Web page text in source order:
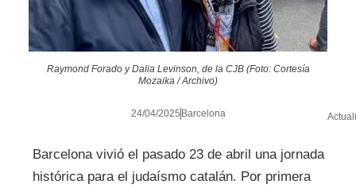
Raymond Forado y Dalia Levinson, de la CJB (Foto: Cortesía
Mozaika / Archivo)
24/04/2025 Barcelona
Barcelona vivió el pasado 23 de abril una jornada
histórica para el judaísmo catalán. Por primera